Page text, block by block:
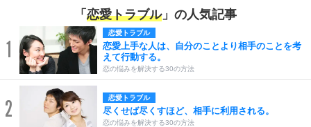
「 恋愛トラブル」の人気記事
1
恋愛トラブル
恋愛上手な人は、自分のことより相手のことを考
えて行動する。
恋の悩みを解決する30の方法
2 恋愛トラブル
尽くせば尽くすほど、相手に利用される。
恋の悩みを解決する30の方法